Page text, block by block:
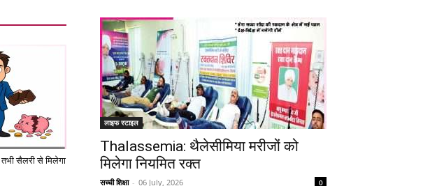
सैलरी से मिलेगा
लाइफ स्टाइल
Thalassemia: थैलेसीमिया मरीजों को
मिलेगा नियमित रक्त
सच्ची शिक्षा - 06 July, 2026 0